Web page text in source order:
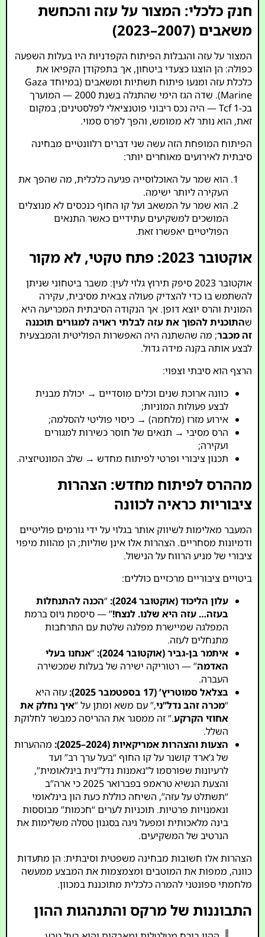
חנק כלכלי: המצור על עזה והכחשת
משאבים (2007–2023)
המצור על עזה והגבלות הפיתוח הקפדניות היו בעלות השפעה
כפולה: הן הוצגו כצעדי ביטחון, אך בתפקודן הקפיאו את
כלכלת עזה ומנעו פיתוח תשתיות ומשאבים (במיוחד Gaza
Marine). שדה הגז הימי שהתגלה בשנת 2000 — המוערך
בכ-1 Tcf — היה נכס ריבוני פוטנציאלי לפלסטינים; במקום
זאת, הוא נותר לא ממומש, והפך לפרס סמוי.
הפיתוח המופחת הזה עשה שני דברים רלוונטיים מבחינה
סיבתית לאירועים מאוחרים יותר:
הוא שמר על האוכלוסייה פגיעה כלכלית, מה שהפך את
העקירה ליותר ישימה.
הוא שמר על המשאב ועל קו החוף כנכסים לא מנוצלים
המושכים למשקיעים עתידיים כאשר התנאים
הפוליטיים יאפשרו זאת.
אוקטובר 2023: פתח טקטי, לא מקור
אוקטובר 2023 סיפק תירוץ גלוי לעין: משבר ביטחוני שניתן
להשתמש בו כדי להצדיק פעולה צבאית מסיבית, עקירה
המונית והרס יוצא דופן. אך הנקודה הסיבתית המכריעה היא
שהתוכנית להפוך את עזה לבלתי ראויה למגורים תוכננה
זה מכבר; מה שהשתנה היה האפשרות הפוליטית והמבצעית
לבצע אותה בקנה מידה גדול.
הרצף הוא סיבתי וצפוי:
כוונה ארוכת שנים וכלים מוסדיים → יכולת מבנית
לבצע פעולות המוניות;
אירוע מזרז (מלחמה) → כיסוי פוליטי להסלמה;
הרס מסיבי → תנאים של חוסר כשירות למגורים
ועקירה;
תכנון ציבורי ופרטי לפיתוח מחדש → שלב המונטיזציה.
מההרס לפיתוח מחדש: הצהרות
ציבוריות כראיה לכוונה
המעבר מאלימות לשיווק אותר בגלוי על ידי גורמים פוליטיים
ודמיונות מסחריים. הצהרות אלו אינן שוליות; הן מהוות מיפוי
ציבורי של מניע הרווח על הנישול.
ביטויים ציבוריים מרכזיים כוללים:
עלון הליכוד (אוקטובר 2024):
“הכנה להתנחלות
בעזה… עזה היא שלנו. לנצח!” — סיסמת גיוס ברמת
המפלגה שמיישרת מפלגה שלטת עם התרחבות
מתנחלים לעזה.
איתמר בן-גביר (אוקטובר 2024):
“אנחנו בעלי
האדמה” — רטוריקה ישירה של בעלות שמכשירה
העברה.
בצלאל סמוטריץ’ (17 בספטמבר 2025):
עזה היא
“מכרה זהב נדל”ני,” עם משא ומתן על “איך נחלק את
אחוזי הקרקע.” זה ממסגר את ההריסה כמבשר לחלוקת
השלל.
הצעות והצהרות אמריקאיות (2024–2025):
מההערות
של ג’ארד קושנר על קו החוף “בעל ערך רב” ועד
לרעיונות שפורסמו ל”נאמנות נדל”נית בינלאומית”,
והצעת הנשיא טראמפ בפברואר 2025 כי ארה”ב
“תשתלט על עזה”, השיחה כוללת כעת הון בינלאומי
ונאמנויות פרטיות. תוכניות לערים “חכמות” מבוססות
בינה מלאכותית ומפעל גיגה בסגנון טסלה משלימות את
הנרטיב של המשקיעים.
הצהרות אלו חשובות מבחינה משפטית וסיבתית: הן מתעדות
כוונה, ממפות את המוטבים ומצמצמות את המבצע ממעשה
מלחמתי ספונטני להמרה כלכלית מתוכננת במכוון.
התבוננות של מרקס והתנהגות ההון